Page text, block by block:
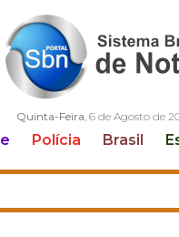
Quinta-Feira, 6 de Agosto de
Polícia Brasil